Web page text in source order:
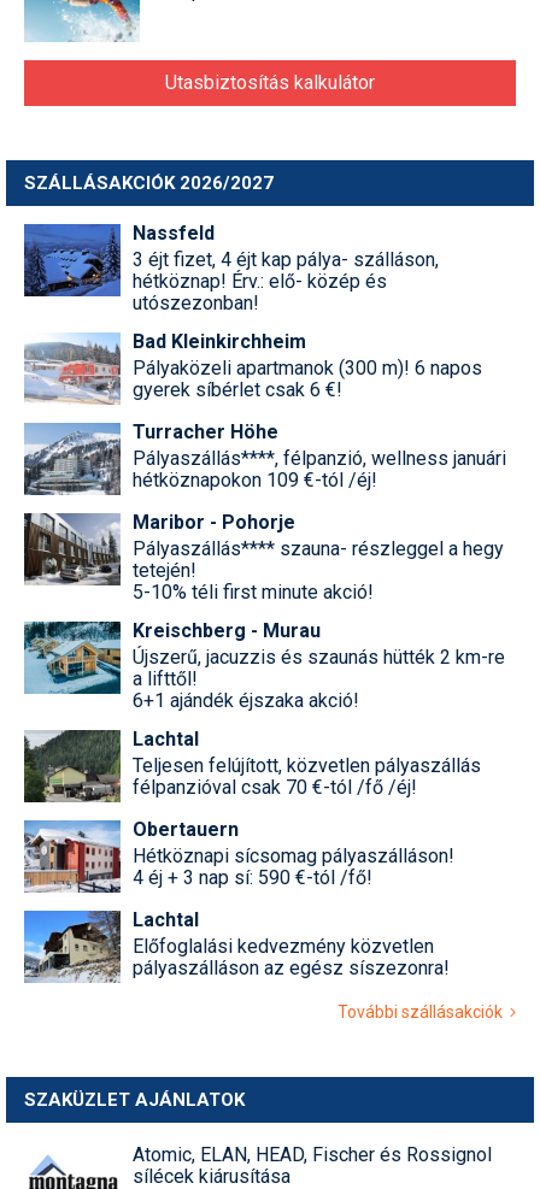
Utasbiztosítás kalkulátor
SZÁLLÁSAKCIÓK 2026/2027
Nassfeld
3 éjt fizet, 4 éjt kap pálya- szálláson,
hétköznap! Érv.: elő- közép és
utószezonban!
Bad Kleinkirchheim
Pályaközeli apartmanok (300 m)! 6 napos
gyerek síbérlet csak 6 €!
Turracher Höhe
Pályaszállás****, félpanzió, wellness januári
hétköznapokon 109 €-tól /éj!
Maribor - Pohorje
Pályaszállás**** szauna- részleggel a hegy
tetején!
5-10% téli first minute akció!
Kreischberg - Murau
Újszerű, jacuzzis és szaunás hütték 2 km-re
a lifttől!
6+1 ajándék éjszaka akció!
Lachtal
Teljesen felújított, közvetlen pályaszállás
félpanzióval csak 70 €-tól /fő /éj!
Obertauern
Hétköznapi sícsomag pályaszálláson!
4 éj + 3 nap sí: 590 €-tól /fő!
Lachtal
Előfoglalási kedvezmény közvetlen
pályaszálláson az egész síszezonra!
További szállásakciók
SZAKÜZLET AJÁNLATOK
Atomic, ELAN, HEAD, Fischer és Rossignol
sílécek kiárusítása